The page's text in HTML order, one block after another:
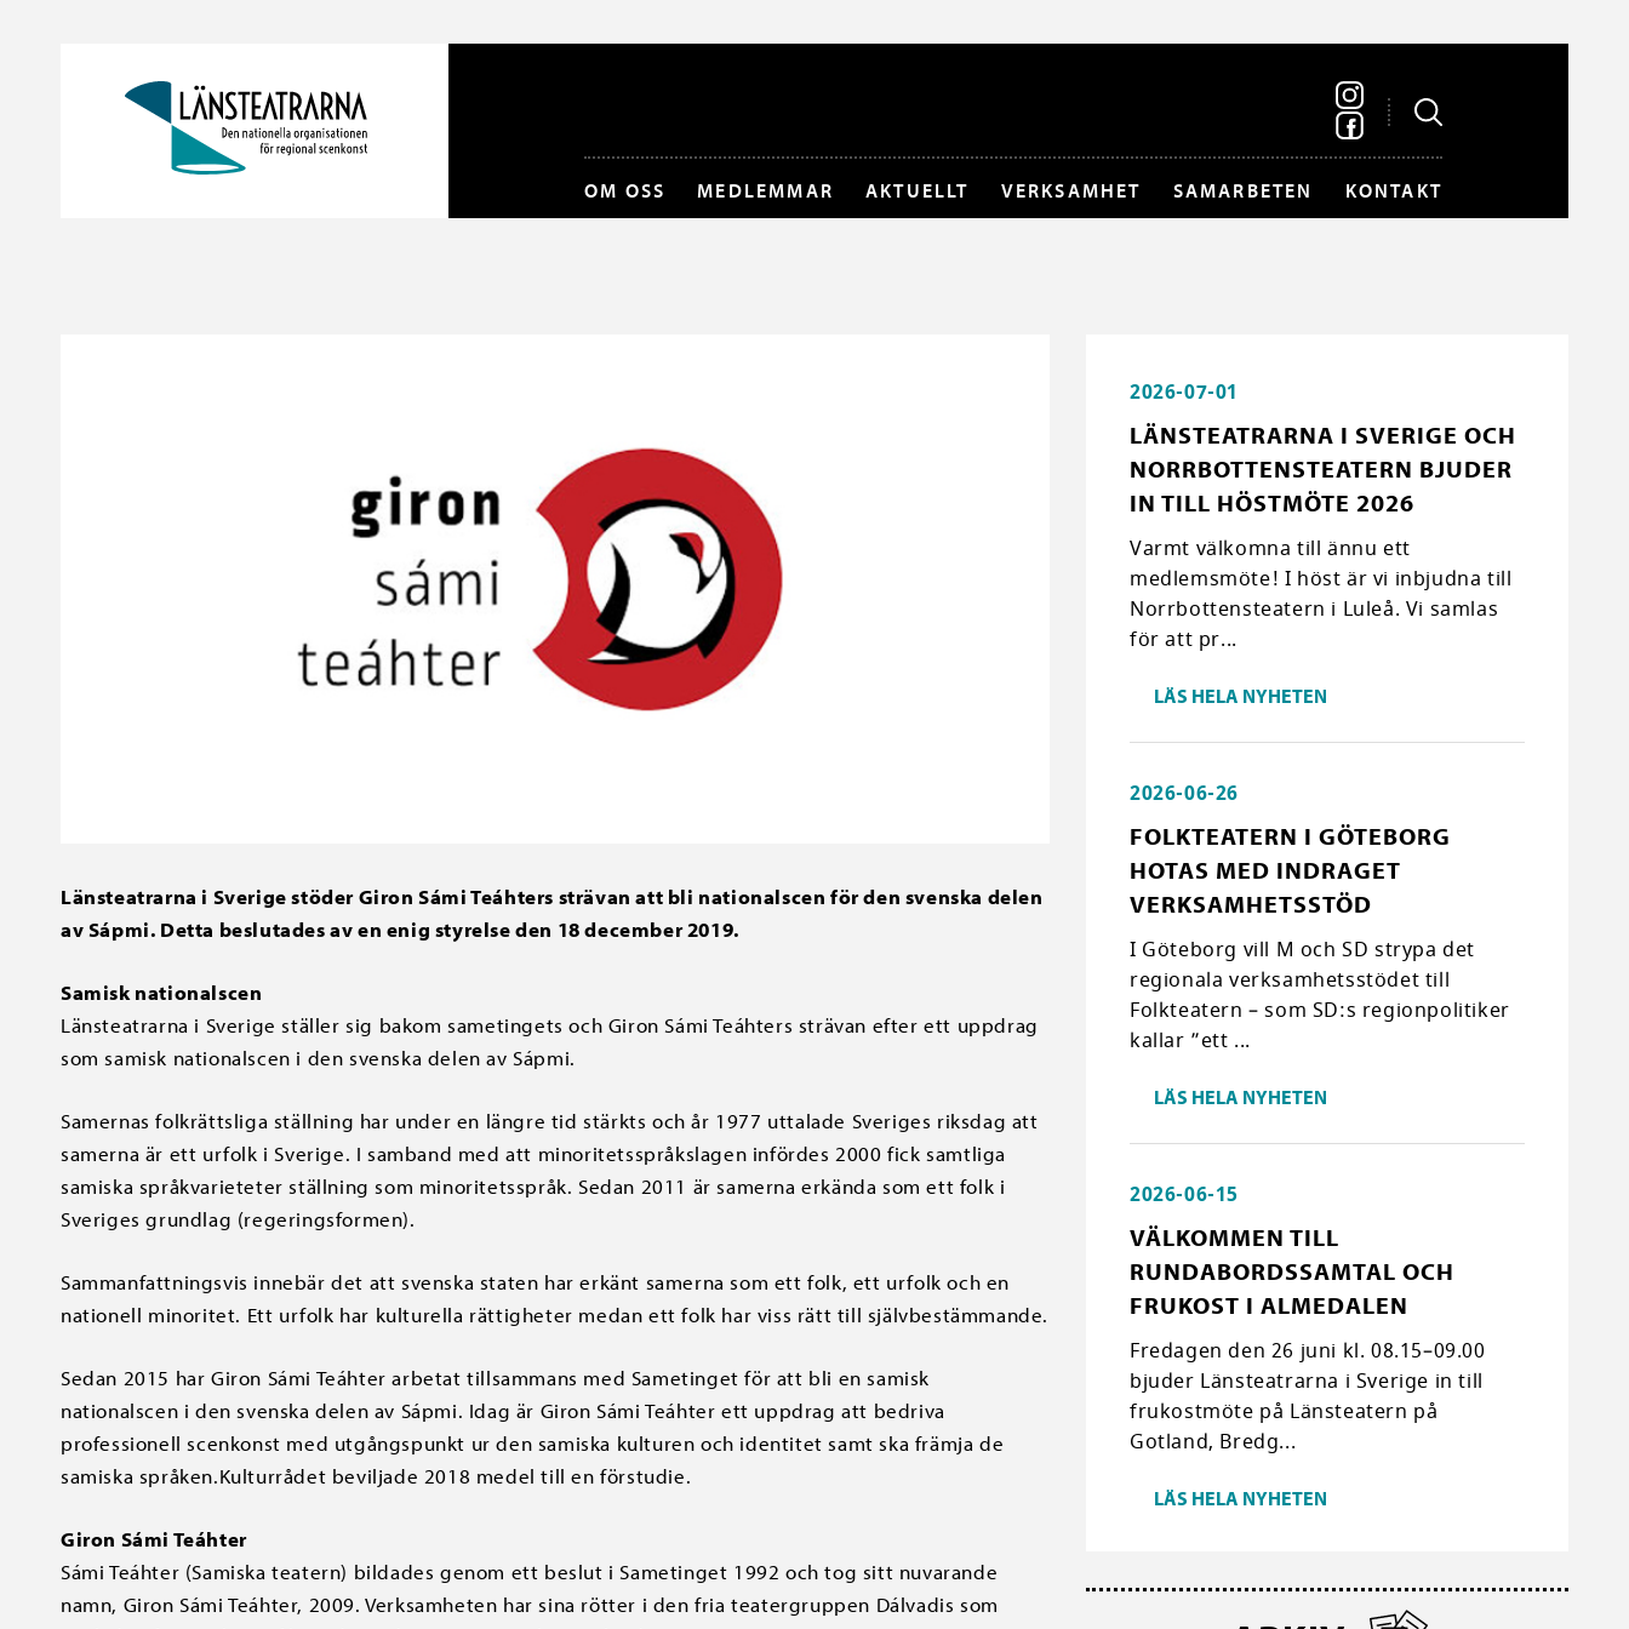
OM OSS MEDLEMMAR AKTUELLT VERKSAMHET SAMARBETEN KONTAKT
Länsteatrarna i Sverige stöder Giron Sámi Teáhters strävan att bli nationalscen för den svenska delen
av Sápmi. Detta beslutades av en enig styrelse den 18 december 2019.
Samisk nationalscen
Länsteatrarna i Sverige ställer sig bakom sametingets och Giron Sámi Teáhters strävan efter ett uppdrag
som samisk nationalscen i den svenska delen av Sápmi.
Samernas folkrättsliga ställning har under en längre tid stärkts och år 1977 uttalade Sveriges riksdag att
samerna är ett urfolk i Sverige. I samband med att minoritetsspråkslagen infördes 2000 fick samtliga
samiska språkvarieteter ställning som minoritetsspråk. Sedan 2011 är samerna erkända som ett folk i
Sveriges grundlag (regeringsformen).
Sammanfattningsvis innebär det att svenska staten har erkänt samerna som ett folk, ett urfolk och en
nationell minoritet. Ett urfolk har kulturella rättigheter medan ett folk har viss rätt till självbestämmande.
Sedan 2015 har Giron Sámi Teáhter arbetat tillsammans med Sametinget för att bli en samisk
nationalscen i den svenska delen av Sápmi. Idag är Giron Sámi Teáhter ett uppdrag att bedriva
professionell scenkonst med utgångspunkt ur den samiska kulturen och identitet samt ska främja de
samiska språken.Kulturrådet beviljade 2018 medel till en förstudie.
Giron Sámi Teáhter
Sámi Teáhter (Samiska teatern) bildades genom ett beslut i Sametinget 1992 och tog sitt nuvarande
namn, Giron Sámi Teáhter, 2009. Verksamheten har sina rötter i den fria teatergruppen Dálvadis som
2026-07-01
LÄNSTEATRARNA I SVERIGE OCH
NORRBOTTENSTEATERN BJUDER
IN TILL HÖSTMÖTE 2026
Varmt välkomna till ännu ett
medlemsmöte! I höst är vi inbjudna till
Norrbottensteatern i Luleå. Vi samlas
för att pr...
LÄS HELA NYHETEN
2026-06-26
FOLKTEATERN I GÖTEBORG
HOTAS MED INDRAGET
VERKSAMHETSSTÖD
I Göteborg vill M och SD strypa det
regionala verksamhetsstödet till
Folkteatern – som SD:s regionpolitiker
kallar ”ett ...
LÄS HELA NYHETEN
2026-06-15
VÄLKOMMEN TILL
RUNDABORDSSAMTAL OCH
FRUKOST I ALMEDALEN
Fredagen den 26 juni kl. 08.15–09.00
bjuder Länsteatrarna i Sverige in till
frukostmöte på Länsteatern på
Gotland, Bredg...
LÄS HELA NYHETEN